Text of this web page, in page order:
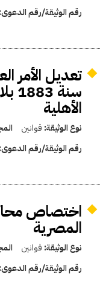
رقم الوثيقة/رقم الدعوى:
الأهلية
نوع الوثيقة: قوانين
رقم الوثيقة/رقم الدعوى:
اختصاص
المصرية
نوع الوثيقة: قوانين
رقم الوثيقة/رقم الدعوى: